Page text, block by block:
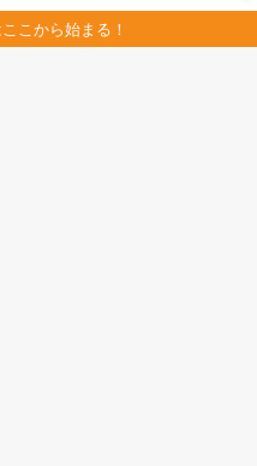
こから始まる！